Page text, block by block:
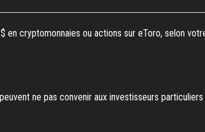
en cryptomonnaies ou actions sur eToro, selon
ne pas convenir aux investisseurs